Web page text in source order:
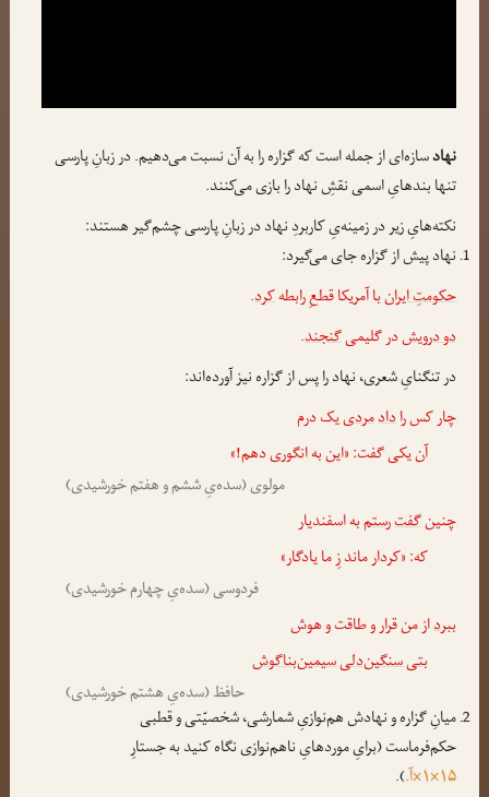
نهادسازه‌ای از جمله است که گزاره را به آن نسبت می‌دهیم. در زبانِ پارسی
تنها بندهایِ اسمی نقشِ نهاد را بازی می‌کنند.
نکته‌هایِ زیر در زمینه‌یِ کاربردِ نهاد در زبانِ پارسی چشم‌گیر هستند:
نهاد پیش از گزاره جای می‌گیرد:
حکومتِ ایرانبا آمریکا قطعِ رابطهکرد.
دو درویشدر گلیمیگنجند.
در تنگنایِ شعری، نهاد را پس از گزاره نیز آورده‌اند:
چار کس رادادمردییک درم
آن یکی گفت: «این به انگوری دهم!»
مولوی (سده‌یِ ششم و هفتم خورشیدی)
چنینگفترستمبه اسفندیار
که: «کردار ماند زِ ما یادگار»
فردوسی (سده‌یِ چهارم خورشیدی)
ببرداز من قرار و طاقت و هوش
بتی سنگین‌دلی سیمین‌بناگوش
حافظ (سده‌یِ هشتم خورشیدی)
میانِ گزاره و نهادش هم‌نوازیِ شمارشی، شخصیّتی و قطبی
حکم‌فرماست (برایِ موردهایِ ناهم‌نوازی نگاه کنید به جستارِ
۱۵×۱×آ.
).